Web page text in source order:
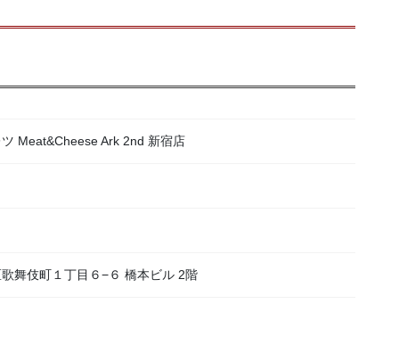
Meat&Cheese Ark 2nd 新宿店
舞伎町１丁目６−６ 橋本ビル 2階